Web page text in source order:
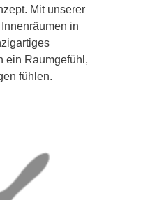
Mit unserer
in
ein Raumgefühl,
fühlen.